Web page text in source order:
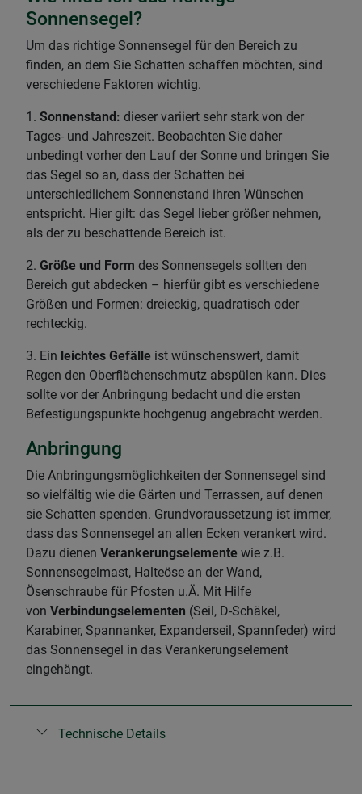
Sonnensegel?
Um das richtige Sonnensegel für den Bereich zu
finden, an dem Sie Schatten schaffen möchten, sind
verschiedene Faktoren wichtig.
1. Sonnenstand: dieser variiert sehr stark von der
Tages- und Jahreszeit. Beobachten Sie daher
unbedingt vorher den Lauf der Sonne und bringen Sie
das Segel so an, dass der Schatten bei
unterschiedlichem Sonnenstand ihren Wünschen
entspricht. Hier gilt: das Segel lieber größer nehmen,
als der zu beschattende Bereich ist.
2. Größe und Form des Sonnensegels sollten den
Bereich gut abdecken – hierfür gibt es verschiedene
Größen und Formen: dreieckig, quadratisch oder
rechteckig.
3. Ein leichtes Gefälle ist wünschenswert, damit
Regen den Oberflächenschmutz abspülen kann. Dies
sollte vor der Anbringung bedacht und die ersten
Befestigungspunkte hochgenug angebracht werden.
Anbringung
Die Anbringungsmöglichkeiten der Sonnensegel sind
so vielfältig wie die Gärten und Terrassen, auf denen
sie Schatten spenden. Grundvoraussetzung ist immer,
dass das Sonnensegel an allen Ecken verankert wird.
Dazu dienen Verankerungselemente wie z.B.
Sonnensegelmast, Halteöse an der Wand,
Ösenschraube für Pfosten u.Ä. Mit Hilfe
von Verbindungselementen (Seil, D-Schäkel,
Karabiner, Spannanker, Expanderseil, Spannfeder) wird
das Sonnensegel in das Verankerungselement
eingehängt.
Technische Details